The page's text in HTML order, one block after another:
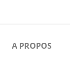
A PROPOS